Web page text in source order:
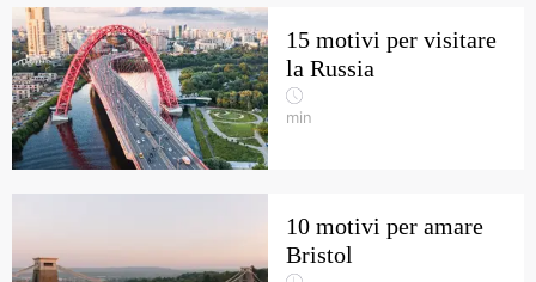
15 motivi per visitare
la Russia
min
10 motivi per amare
Bristol